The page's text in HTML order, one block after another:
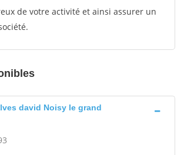
de votre activité et ainsi assurer un
david Noisy le grand